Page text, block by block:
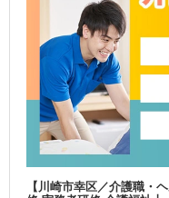
【川崎市幸区／介護職・